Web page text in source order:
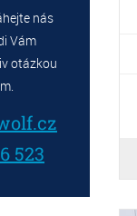
nás
Vám
otázkou
523